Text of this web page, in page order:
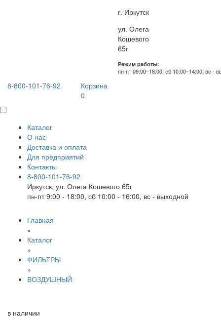
г. Иркутск
ул. Олега
Кошевого
65г
Режим работы:
пн-пт 09:00–18:00; сб 10:00–14:00; вс -
8-800-101-76-92
Корзина
0
Каталог
О нас
Доставка и оплата
Для предприятий
Контакты
8-800-101-76-92
Иркутск, ул. Олега Кошевого 65г
пн-пт 9:00 - 18:00, сб 10:00 - 16:00, вс - выходной
Главная
»
Каталог
»
ФИЛЬТРЫ
»
ВОЗДУШНЫЙ
в наличии